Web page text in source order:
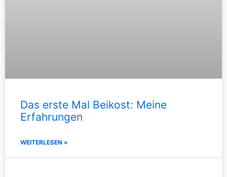
Das erste Mal Beikost: Meine
Erfahrungen
WEITERLESEN »